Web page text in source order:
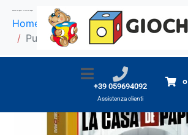
+39 059694092
Assistenza clienti
0
Home
Prodotti
Puzzle 500 pezzi: La Casa De Papel